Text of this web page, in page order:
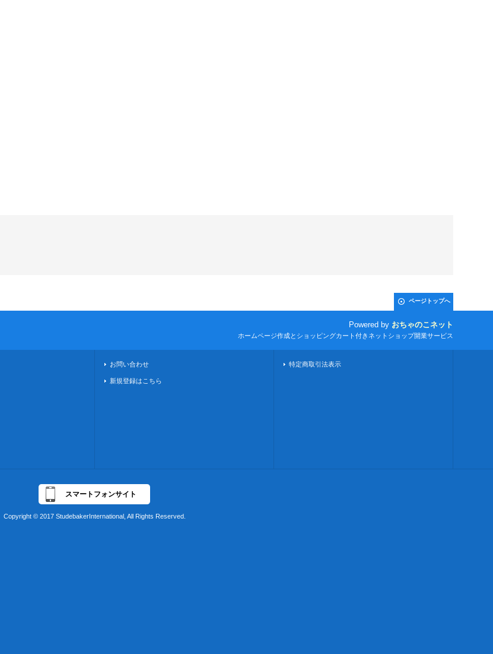
ページトップへ
Powered by おちゃのこネット
ホームページ作成とショッピングカート付きネットショップ開業サービス
お問い合わせ
新規登録はこちら
特定商取引法表示
スマートフォンサイト
Copyright © 2017 StudebakerInternational, All Rights Reserved.